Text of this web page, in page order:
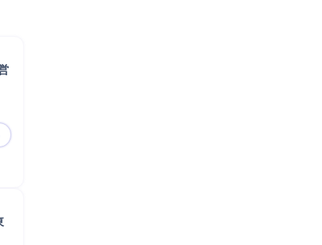
反響営業／未経験歓迎】ギネス世界記録認定の業界大